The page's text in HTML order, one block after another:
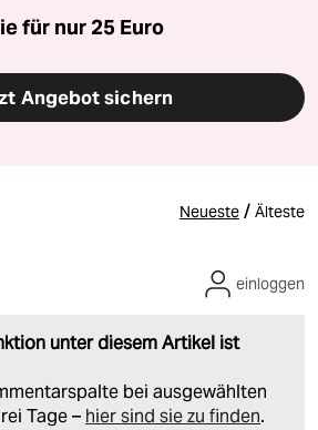
für nur 25 Euro
Angebot sichern
Neueste / Älteste
unter diesem Artikel ist
bei ausgewählten
Tage – hier sind sie zu finden.
einloggen